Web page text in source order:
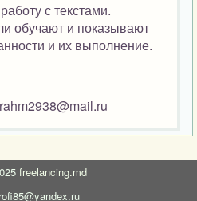
с текстами.
обучают и показывают
и их выполнение.
freelancing.md